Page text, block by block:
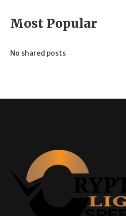
Most Popular
No shared posts